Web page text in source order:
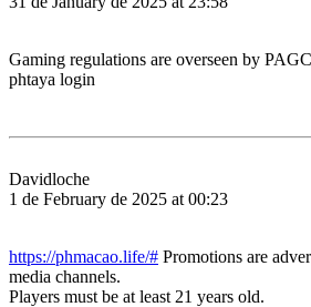
Gaming regulations are overseen by
phtaya login
Davidloche
1 de February de 2025 at 00:23
https://phmacao.life/# Promotions are
media channels.
Players must be at least 21 years old.